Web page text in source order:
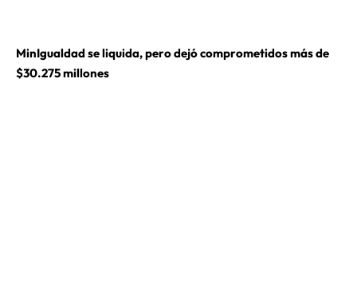
MinIgualdad se liquida, pero dejó comprometidos más de
$30.275 millones